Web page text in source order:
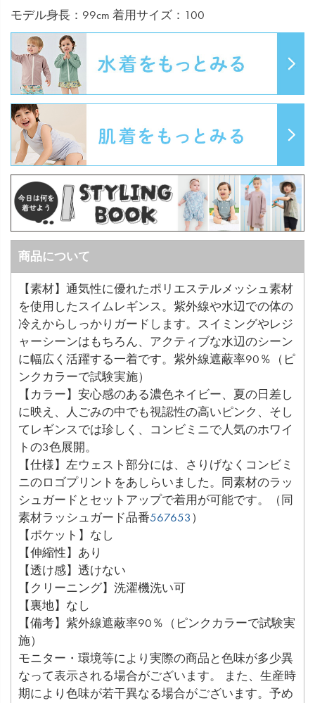
モデル身長：99cm 着用サイズ：100
商品について
【素材】通気性に優れたポリエステルメッシュ素材
を使用したスイムレギンス。紫外線や水辺での体の
冷えからしっかりガードします。スイミングやレジ
ャーシーンはもちろん、アクティブな水辺のシーン
に幅広く活躍する一着です。紫外線遮蔽率90％（ピ
ンクカラーで試験実施）
【カラー】安心感のある濃色ネイビー、夏の日差し
に映え、人ごみの中でも視認性の高いピンク、そし
てレギンスでは珍しく、コンビミニで人気のホワイ
トの3色展開。
【仕様】左ウェスト部分には、さりげなくコンビミ
ニのロゴプリントをあしらいました。同素材のラッ
シュガードとセットアップで着用が可能です。（同
素材ラッシュガード品番567653 ）
【ポケット】なし
【伸縮性】あり
【透け感】透けない
【クリーニング】洗濯機洗い可
【裏地】なし
【備考】紫外線遮蔽率90％（ピンクカラーで試験実
施）
モニター・環境等により実際の商品と色味が多少異
なって表示される場合がございます。 また、生産時
期により色味が若干異なる場合がございます。予め